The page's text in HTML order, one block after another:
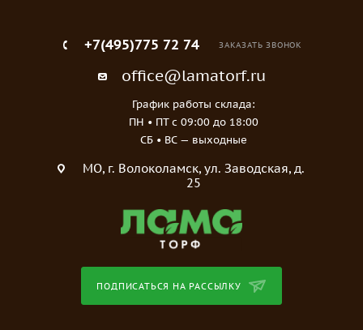
+7(495)775 72 74 ЗАКАЗАТЬ ЗВОНОК
office@lamatorf.ru
График работы склада:
ПН • ПТ c 09:00 до 18:00
СБ • ВС — выходные
МO, г. Волоколамск, ул. Заводская, д.
25
ПОДПИСАТЬСЯ НА РАССЫЛКУ